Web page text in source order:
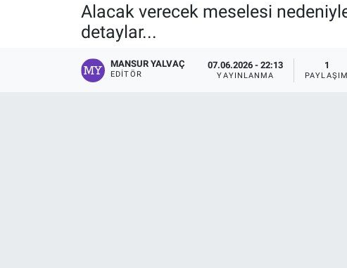
Alacak verecek meselesi
detaylar...
MANSUR YALVAÇ
EDITÖR
07.06.2026 - 22:13
YAYINLANMA
1
PAYLAŞIM